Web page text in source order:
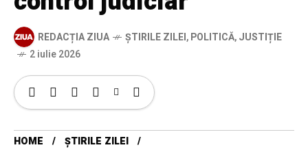
REDACȚIA ZIUA ȘTIRILE ZILEI,POLITICĂ,JUSTIȚIE
2 iulie 2026
HOME
ȘTIRILE ZILEI